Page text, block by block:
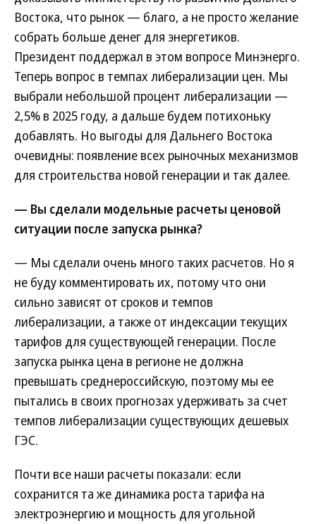
Востока, что рынок — благо, а не просто желание
собрать больше денег для энергетиков.
Президент поддержал в этом вопросе Минэнерго.
Теперь вопрос в темпах либерализации цен. Мы
выбрали небольшой процент либерализации —
2,5% в 2025 году, а дальше будем потихоньку
добавлять. Но выгоды для Дальнего Востока
очевидны: появление всех рыночных механизмов
для строительства новой генерации и так далее.
— Вы сделали модельные расчеты ценовой
ситуации после запуска рынка?
— Мы сделали очень много таких расчетов. Но я
не буду комментировать их, потому что они
сильно зависят от сроков и темпов
либерализации, а также от индексации текущих
тарифов для существующей генерации. После
запуска рынка цена в регионе не должна
превышать среднероссийскую, поэтому мы ее
пытались в своих прогнозах удерживать за счет
темпов либерализации существующих дешевых
ГЭС.
Почти все наши расчеты показали: если
сохранится та же динамика роста тарифа на
электроэнергию и мощность для угольной